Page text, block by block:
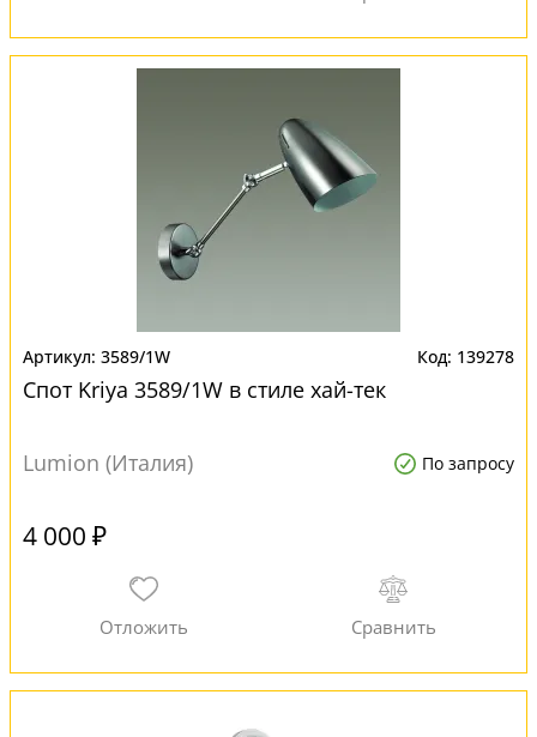
3589/1W 139278
Спот Kriya 3589/1W в стиле хай-тек
Lumion (Италия) По запросу
4 000 ₽